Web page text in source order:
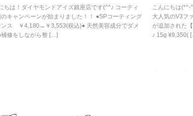
ちは！ダイヤモンドアイズ銀座店です(^^♪ コーティ
のキャンペーンが始まりました！！ ●SPコーティング
ンス ￥4,180→￥3,553(税込)● 天然美容成分でダメ
補修をしながら整 […]
こんにちは
大人気のV3フ
が追加された
♪ 15g ¥9,350(